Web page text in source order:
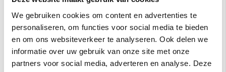
We gebruiken cookies om content en advertenties te
personaliseren, om functies voor social media te bieden
en om ons websiteverkeer te analyseren. Ook delen we
informatie over uw gebruik van onze site met onze
partners voor social media, adverteren en analyse. Deze
La Fabbrica AVA
Ardesia 137038 Taupe
30x60 a 1,08 m²
€35,50 per M²
Toevoegen aan winkelwagen
La Fabbrica AVA
Ardesia 137040 Grigio
30x60 a 1,08 m²
€35,50 per M²
Toevoegen aan winkelwagen